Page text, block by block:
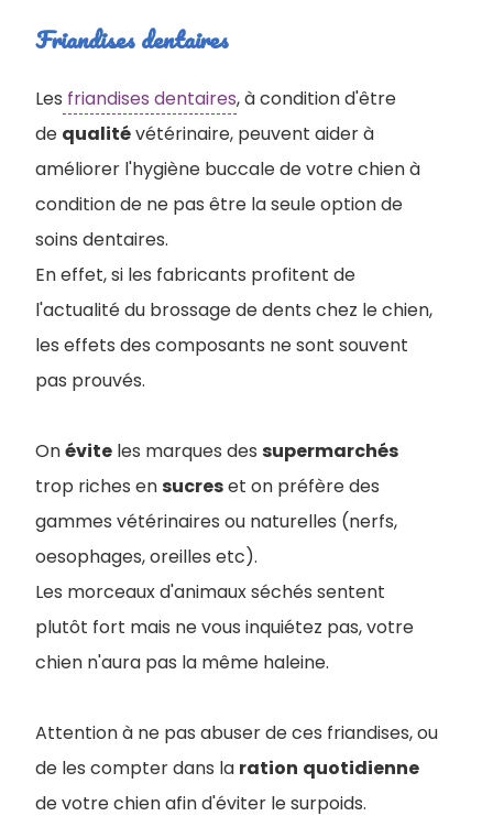
Friandises dentaires
Les friandises dentaires, à condition d'être
de qualitévétérinaire, peuvent aider à
améliorer l'hygiène buccale de votre chien à
condition de ne pas être la seule option de
soins dentaires.
En effet, si les fabricants profitent de
l'actualité du brossage de dents chez le chien,
les effets des composants ne sont souvent
pas prouvés.
Onévite les marques des supermarchés
trop riches ensucreset on préfère des
gammes vétérinaires ou naturelles (nerfs,
oesophages, oreilles etc).
Les morceaux d'animaux séchés sentent
plutôt fort mais ne vous inquiétez pas, votre
chien n'aura pas la même haleine.
Attention à ne pas abuser de ces friandises, ou
de les compter dans la ration quotidienne
de votre chien afin d'éviter le surpoids.